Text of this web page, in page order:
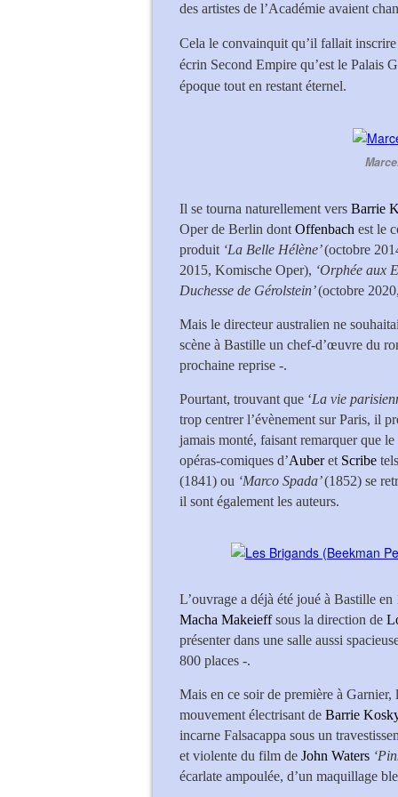
des artistes de l’Académie avaient
Cela le convainquit qu’il fallait
écrin Second Empire qu’est le Palais
époque tout en restant éternel.
Il se tourna naturellement vers Barrie
Oper de Berlin dont Offenbach est le
produit ‘La Belle Hélène’(octobre
2015, Komische Oper), ‘Orphée aux
Duchesse de Gérolstein’(octobre
Mais le directeur australien ne
scène à Bastille un chef-d’œuvre du
prochaine reprise -.
Pourtant, trouvant que ‘La vie
trop centrer l’évènement sur Paris, il
jamais monté, faisant remarquer que
opéras-comiques d’Auberet Scribe
(1841) ou ‘Marco Spada’(1852) se
il sont également les auteurs.
L’ouvrage a déjà été joué à Bastille
Macha Makeieffsous la direction de
présenter dans une salle aussi
800 places -.
Mais en ce soir de première à Garnier,
mouvement électrisant de Barrie
incarne Falsacappa sous un
et violente du film de John Waters
écarlate ampoulée, d’un maquillage